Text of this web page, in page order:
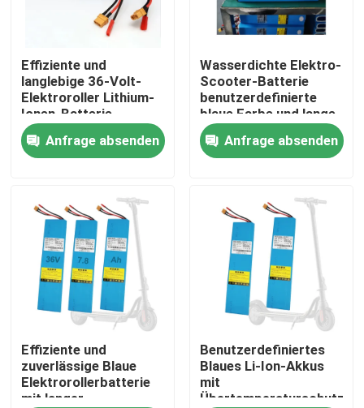
Über uns
Fabrik-Ausflug
Qualitätskontrolle
Treten Sie mit uns in Verbindung
Fordern Sie ein Zitat
Solarenergie-Batterieleistung
Tragbare Kraftwerksbatterie
Effiziente und
langlebige 36-Volt-
Elektroroller Lithium-
Ionen-Batterie
Anfrage absenden
Wasserdichte Elektro-
Scooter-Batterie
benutzerdefinierte
blaue Farbe und lange
Lebensdauer 36V
Spannung
Anfrage absenden
Effiziente und
zuverlässige Blaue
Elektrorollerbatterie
mit langer
Benutzerdefiniertes
Blaues Li-Ion-Akkus
mit
Übertemperaturschutz